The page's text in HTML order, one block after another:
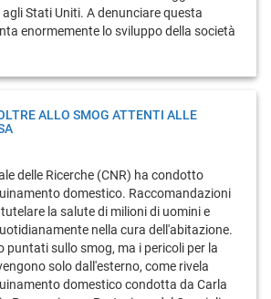
Stati Uniti. A denunciare questa
enormemente lo sviluppo della società
ALLO SMOG ATTENTI ALLE
delle Ricerche (CNR) ha condotto
domestico. Raccomandazioni
la salute di milioni di uomini e
nella cura dell'abitazione.
puntati sullo smog, ma i pericoli per la
solo dall'esterno, come rivela
domestico condotta da Carla